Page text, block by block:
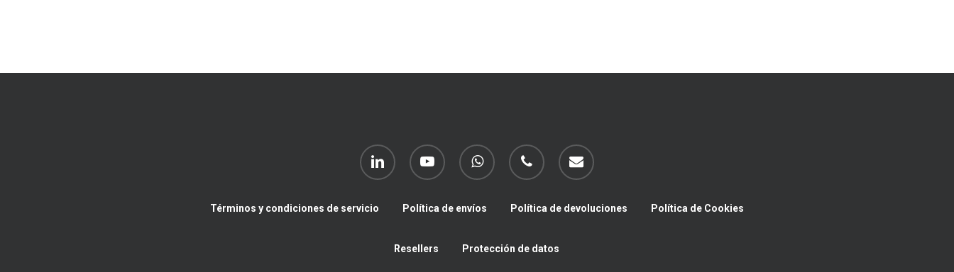
linkedin youtube whatsapp phone email
Términos y condiciones de servicio Política de envíos Política de devoluciones Política de Cookies
Resellers Protección de datos